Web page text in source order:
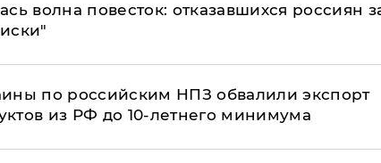
волна повесток: отказавшихся россиян
по российским НПЗ обвалили экспорт
из РФ до 10-летнего минимума